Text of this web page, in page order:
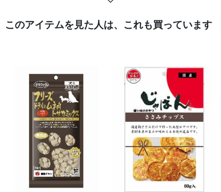
このアイテムを見た人は、これも買っています